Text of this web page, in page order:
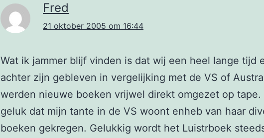
Fred
21 oktober 2005 om 16:44
Wat ik jammer blijf vinden is dat wij een heel lange tijd
achter zijn gebleven in vergelijking met de VS of
werden nieuwe boeken vrijwel direkt omgezet op tape.
geluk dat mijn tante in de VS woont enheb van haar
boeken gekregen. Gelukkig wordt het Luistrboek